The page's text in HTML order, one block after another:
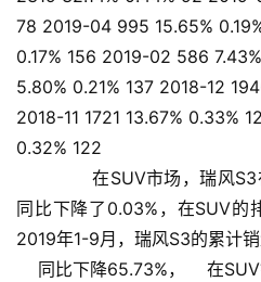
78 2019-04 995 15.65%
0.17% 156 2019-02 586
5.80% 0.21% 137 2018-12
2018-11 1721 13.67% 0.33%
0.32% 122
在SUV市场，瑞风S3
同比下降了0.03%，在SUV的
2019年1-9月，瑞风S3的累计销
同比下降65.73%，